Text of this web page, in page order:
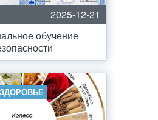
2025-12-21
обучение